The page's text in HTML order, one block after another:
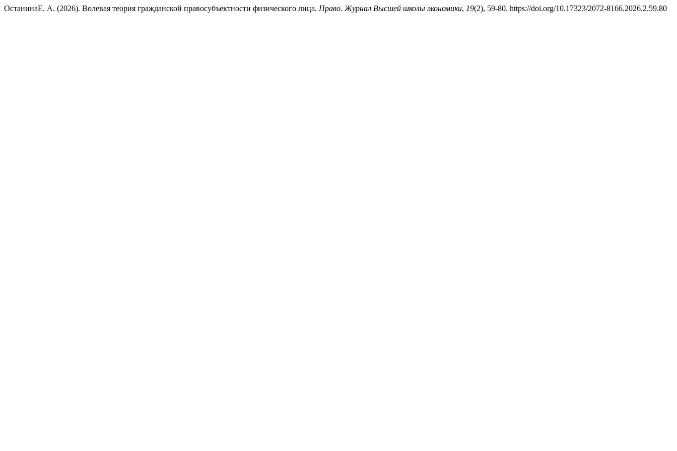
ОстанинаЕ. А. (2026). Волевая теория гражданской правосубъектности физического лица. Право. Журнал Высшей школы экономики, 19(2), 59-80. https://doi.org/10.17323/2072-8166.2026.2.59.80